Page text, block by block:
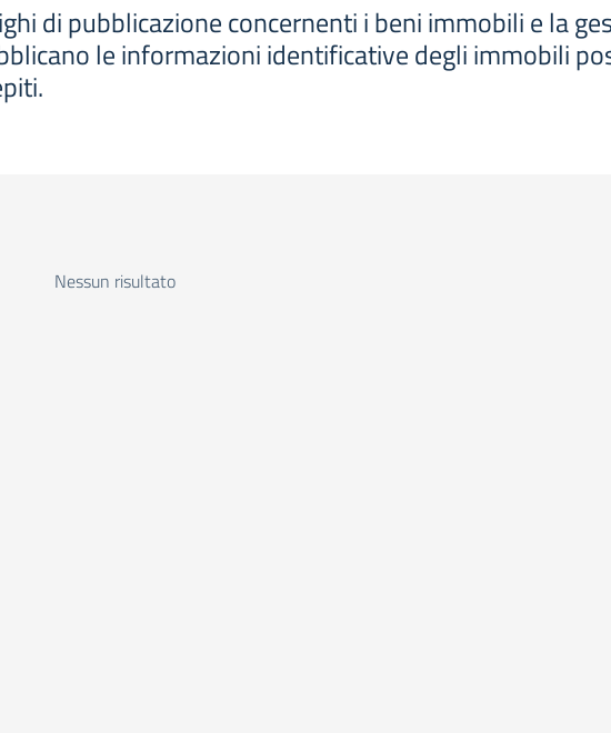
di pubblicazione concernenti i beni immobili e la
le informazioni identificative degli immobili
Nessun risultato